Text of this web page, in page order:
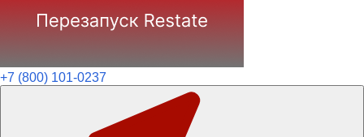
+7 (800) 101-0237